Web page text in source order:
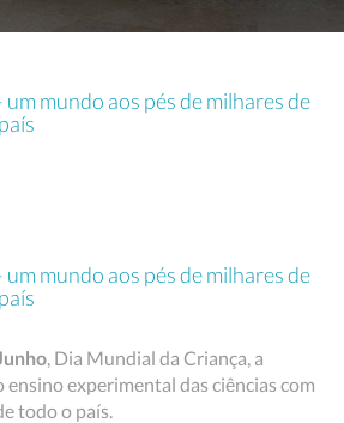
um mundo aos pés de milhares de
um mundo aos pés de milhares de
, Dia Mundial da Criança, a
ensino experimental das ciências com
todo o país.